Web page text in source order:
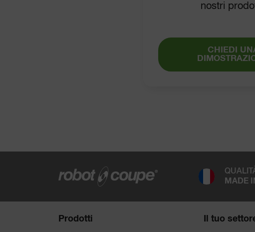
nostri
CHIEDI
MADE
Prodotti
Il tuo